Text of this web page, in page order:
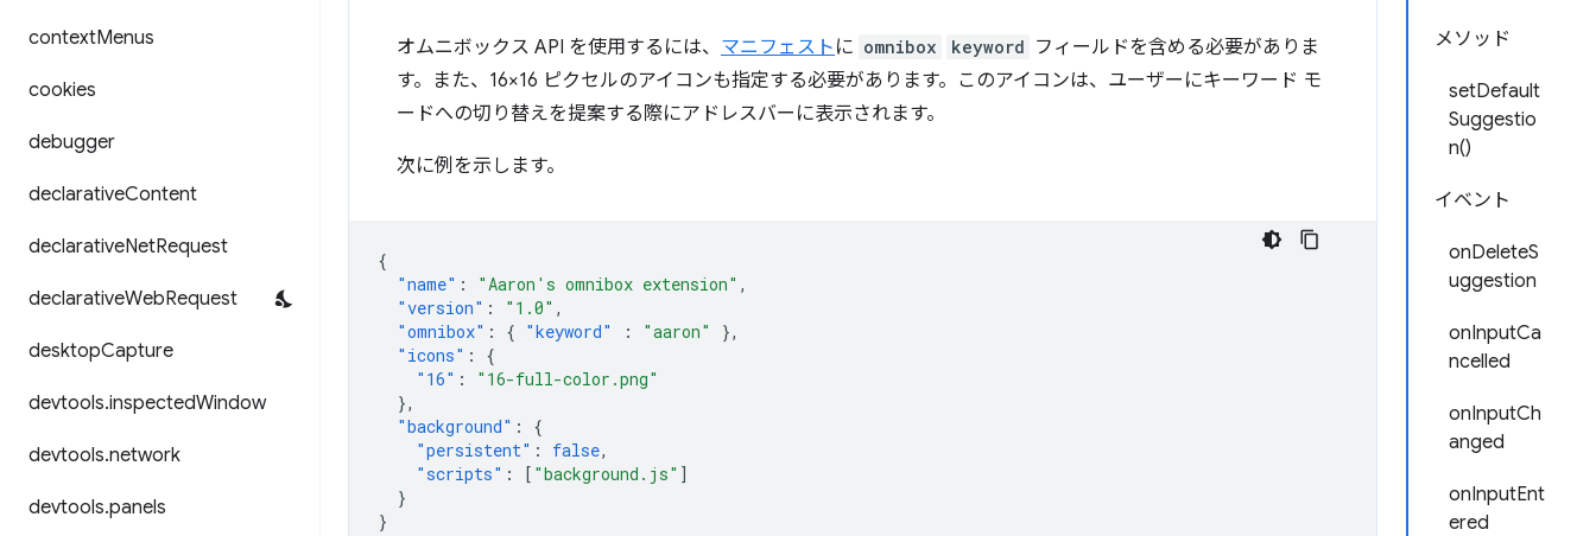
contextMenus
cookies
debugger
declarativeContent
declarativeNetRequest
declarativeWebRequest
desktopCapture
devtools.inspectedWindow
devtools.network
devtools.panels
メソッド
setDefault
Suggestio
n()
イベント
onDeleteS
uggestion
onInputCa
ncelled
onInputCh
anged
onInputEnt
ered
オムニボックス API を使用するには、 マニフェスト に omnibox keyword フィールドを含める必要がありま
す。また、16×16 ピクセルのアイコンも指定する必要があります。このアイコンは、ユーザーにキーワード モ
ードへの切り替えを提案する際にアドレスバーに表示されます。
次に例を示します。
{
"name" : "Aaron's omnibox extension" ,
"version" : "1.0" ,
"omnibox" : { "keyword" : "aaron"
},
"icons" :
{
"16" :
"16-full-color.png"
},
"background" :
{
"persistent" : false,
"scripts" : [ "background.js" ]
}
}